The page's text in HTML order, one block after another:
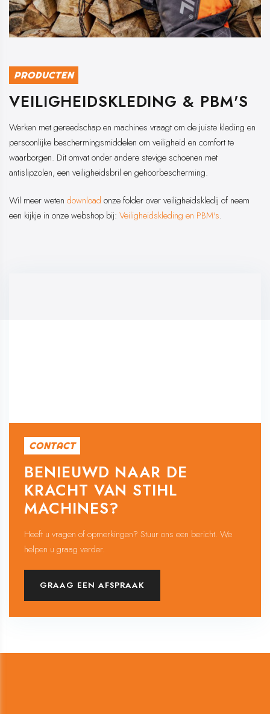
PRODUCTEN
VEILIGHEIDSKLEDING & PBM'S
Werken met gereedschap en machines vraagt om de juiste kleding en
persoonlijke beschermingsmiddelen om veiligheid en comfort te
waarborgen. Dit omvat onder andere stevige schoenen met
antislipzolen, een veiligheidsbril en gehoorbescherming.
Wil meer weten download onze folder over veiligheidskledij of neem
een kijkje in onze webshop bij: Veiligheidskleding en PBM's.
CONTACT
BENIEUWD NAAR DE
KRACHT VAN STIHL
MACHINES?
Heeft u vragen of opmerkingen? Stuur ons een bericht. We
helpen u graag verder.
GRAAG EEN AFSPRAAK